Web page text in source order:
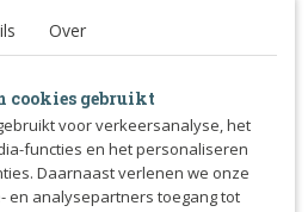
spieren, pezen of gewrichten.
voor optimale
wonden of beschadigde huid.
en contact met slijmvliezen
Over
cookies gebruikt
voor verkeersanalyse, het
functies en het personaliseren
Daarnaast verlenen we onze
en analysepartners toegang tot